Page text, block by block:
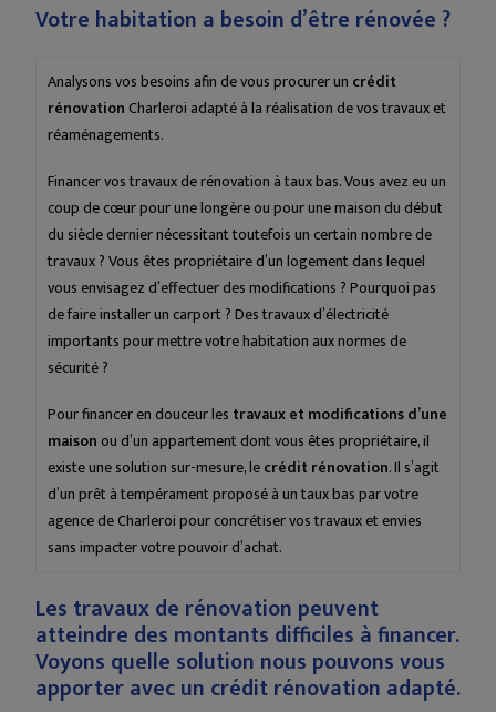
Votre habitation a besoin d’être rénovée ?
Analysons vos besoins afin de vous procurer un crédit
rénovationCharleroi adapté à la réalisation de vos travaux et
réaménagements.
Financer vos travaux de rénovation à taux bas. Vous avez eu un
coup de cœur pour une longère ou pour une maison du début
du siècle dernier nécessitant toutefois un certain nombre de
travaux ? Vous êtes propriétaire d’un logement dans lequel
vous envisagez d’effectuer des modifications ? Pourquoi pas
de faire installer un carport ? Des travaux d’électricité
importants pour mettre votre habitation aux normes de
sécurité ?
Pour financer en douceur les travaux et modifications d’une
maisonou d’un appartement dont vous êtes propriétaire, il
existe une solution sur-mesure, lecrédit rénovation. Il s’agit
d’un prêt à tempérament proposé à un taux bas par votre
agence de Charleroi pour concrétiser vos travaux et envies
sans impacter votre pouvoir d’achat.
Les travaux de rénovation peuvent
atteindre des montants difficiles à financer.
Voyons quelle solution nous pouvons vous
apporter avec un crédit rénovation adapté.